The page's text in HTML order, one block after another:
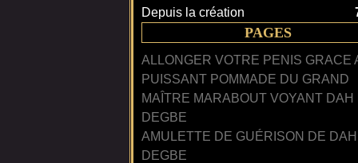
Depuis la création
PAGES
ALLONGER VOTRE PENIS GRACE
PUISSANT POMMADE DU GRAND
MAÎTRE MARABOUT VOYANT DAH
DEGBE
AMULETTE DE GUÉRISON DE DAH
DEGBE